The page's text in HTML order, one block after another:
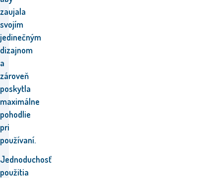
zaujala
svojím
jedinečným
dizajnom
a
zároveň
poskytla
maximálne
pohodlie
pri
používaní.
Jednoduchosť
použitia